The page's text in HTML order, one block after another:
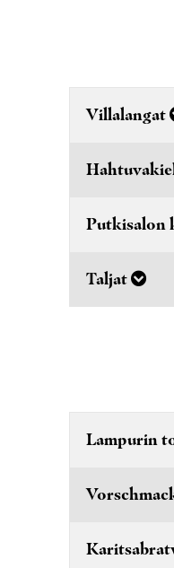
Villalangat
Putkisalon
Taljat
Lampurin